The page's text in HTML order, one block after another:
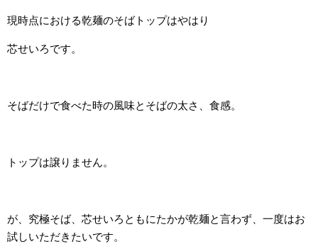
現時点における乾麺のそばトップはやはり
芯せいろです。
そばだけで食べた時の風味とそばの太さ、食感。
トップは譲りません。
が、究極そば、芯せいろともにたかが乾麺と言わず、一度はお
試しいただきたいです。